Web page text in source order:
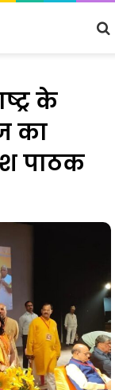
के
का
पाठक